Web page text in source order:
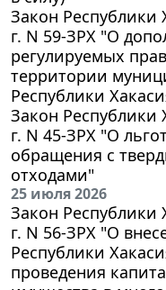
Закон Республики
г. N 59-ЗРХ "О
регулируемых
территории
Республики
Закон Республики
г. N 45-ЗРХ "О
обращения с
отходами"
25 июля 2026
Закон Республики
г. N 56-ЗРХ "О
Республики
проведения